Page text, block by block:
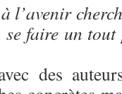
se faire un
des